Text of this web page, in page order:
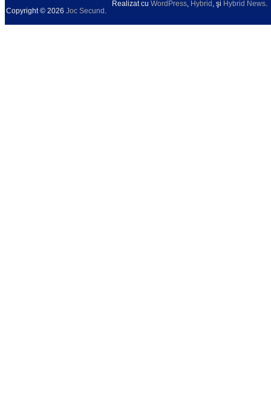
Copyright © 2026 Joc Secund .
Realizat cu WordPress, Hybrid , şi Hybrid News.